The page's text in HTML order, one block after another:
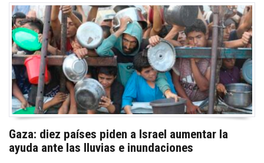
Gaza: diez países piden a Israel aumentar la
ayuda ante las lluvias e inundaciones